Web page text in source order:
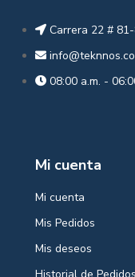
Carrera 22 #
08:00 a.m. -
Mi cuenta
Mi cuenta
Mis Pedidos
Mis deseos